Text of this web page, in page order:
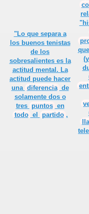
"Lo que separa a
los buenos tenistas
de los
sobresalientes es la
actitud mental. La
actitud puede hacer
una diferencia de
solamente dos o
tres puntos en
todo el partido ,
VENDEDOR